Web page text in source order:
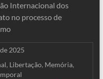
Internacional dos
no processo de
2025
, Libertação, Memória,